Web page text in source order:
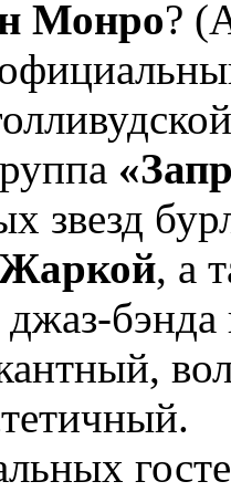
Монро?
звезд
, а
джаз-